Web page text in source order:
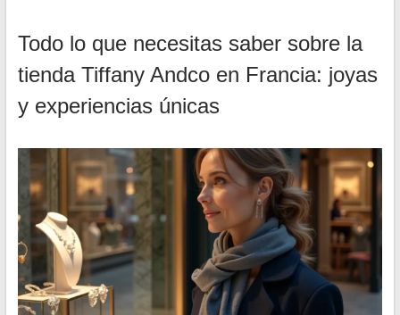
Todo lo que necesitas saber sobre la
tienda Tiffany Andco en Francia: joyas
y experiencias únicas